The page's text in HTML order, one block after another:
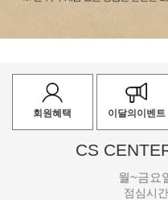
회원혜택 이달의이벤트
CS
월~금요
점심시